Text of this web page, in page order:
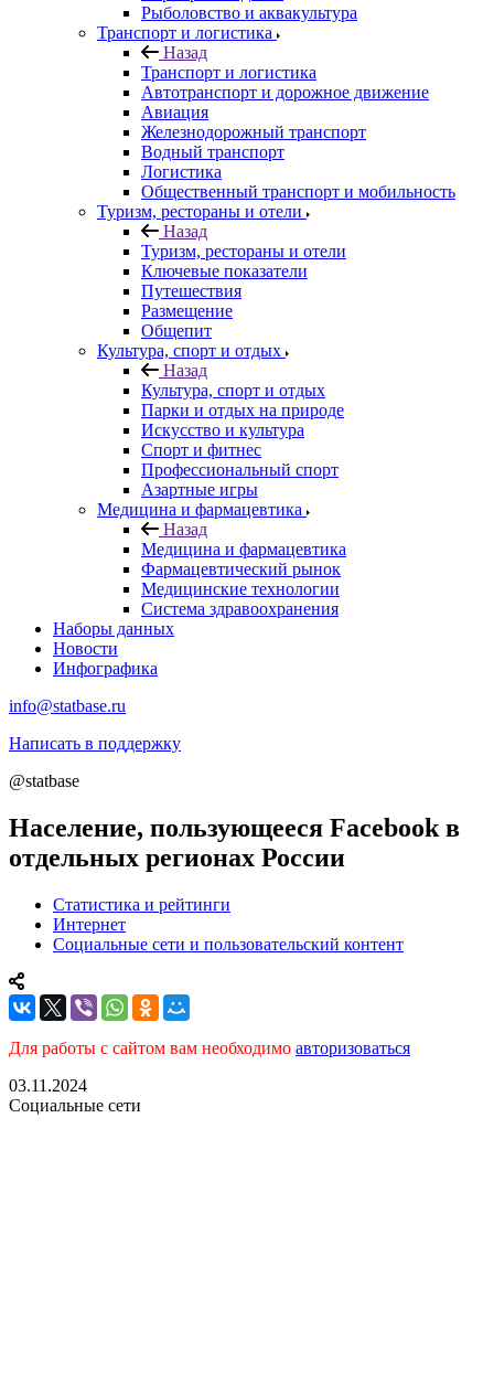
Рыболовство и аквакультура
Транспорт и логистика
Назад
Транспорт и логистика
Автотранспорт и дорожное движение
Авиация
Железнодорожный транспорт
Водный транспорт
Логистика
Общественный транспорт и мобильность
Туризм, рестораны и отели
Назад
Туризм, рестораны и отели
Ключевые показатели
Путешествия
Размещение
Общепит
Культура, спорт и отдых
Назад
Культура, спорт и отдых
Парки и отдых на природе
Искусство и культура
Спорт и фитнес
Профессиональный спорт
Азартные игры
Медицина и фармацевтика
Назад
Медицина и фармацевтика
Фармацевтический рынок
Медицинские технологии
Система здравоохранения
Наборы данных
Новости
Инфографика
info@statbase.ru
Написать в поддержку
@statbase
Население, пользующееся Facebook в
отдельных регионах России
Статистика и рейтинги
Интернет
Социальные сети и пользовательский контент
Для работы с сайтом вам необходимо авторизоваться
03.11.2024
Социальные сети